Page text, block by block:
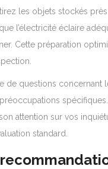
les objets stockés
l’électricité éclaire
Cette préparation
de questions concernant
spécifiques.
attention sur vos
standard.